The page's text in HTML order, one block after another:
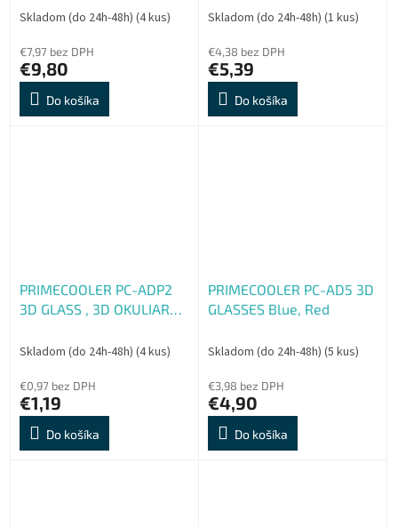
pre dioptrické okuliare)
Skladom (do 24h-48h) (4 kus)
€7,97 bez DPH
€9,80
Do košíka
detské)
Skladom (do 24h-48h) (1 kus)
€4,38 bez DPH
€5,39
Do košíka
PRIMECOOLER PC-ADP2
3D GLASS , 3D OKULIARE
Skladom (do 24h-48h) (4 kus)
€0,97 bez DPH
€1,19
Do košíka
PRIMECOOLER PC-AD5 3D
GLASSES Blue, Red
Skladom (do 24h-48h) (5 kus)
€3,98 bez DPH
€4,90
Do košíka